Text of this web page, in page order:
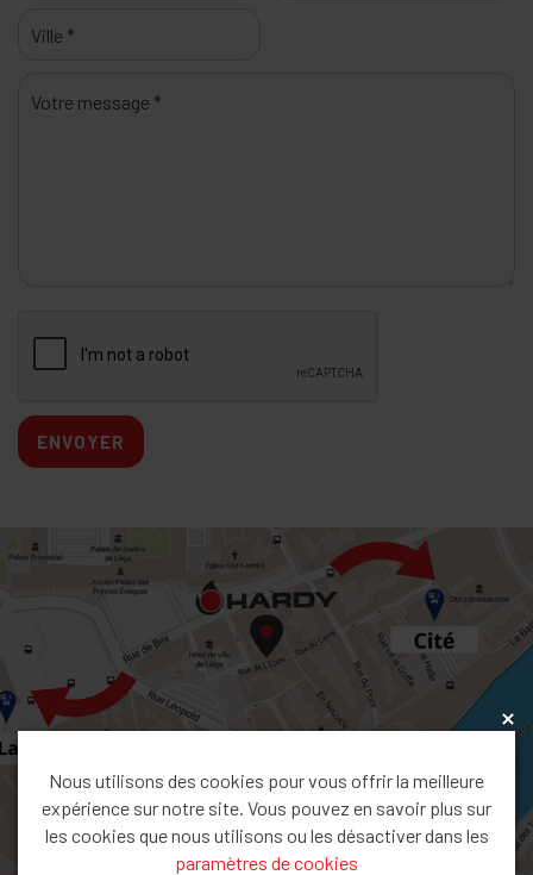
ENVOYER
x
Nous utilisons des cookies pour vous offrir la meilleure
expérience sur notre site. Vous pouvez en savoir plus sur
les cookies que nous utilisons ou les désactiver dans les
paramètres de cookies